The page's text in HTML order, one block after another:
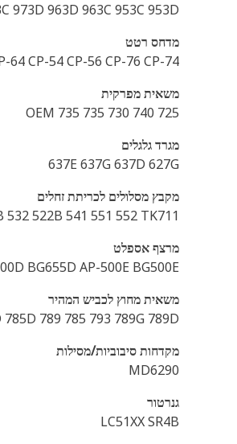
973D 963D 963C 953C 953D
מדחס רטט
64 CP-54 CP-56 CP-76 CP-74
משאית מפרקית
725 740 730 735 OEM 735
מגרד גלגלים
637E 637G 637D 627G
מקבץ מסלולים לכריתת זחלים
522B 541 551 552 TK711
מרצף אספלט
BG655D AP-500E BG500E
משאית מחוץ לכביש המהיר
785D 789 785 793 789G 789D
מקדחות סיבוביות/מסילות
MD6290
גנרטור
LC51XX SR4B